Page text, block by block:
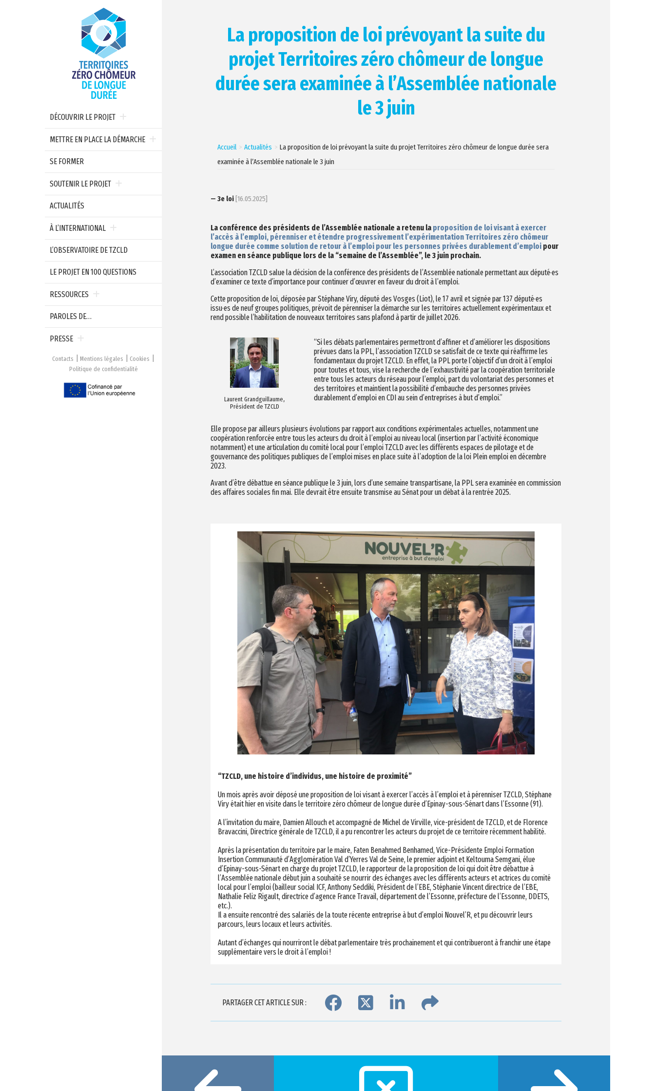
DÉCOUVRIR LE PROJET
METTRE EN PLACE LA DÉMARCHE
SE FORMER
SOUTENIR LE PROJET
ACTUALITÉS
À L’INTERNATIONAL
L’OBSERVATOIRE DE TZCLD
LE PROJET EN 100 QUESTIONS
RESSOURCES
PAROLES DE…
PRESSE
Contacts Mentions légales
Cookies
Politique de confidentialité
La proposition de loi prévoyant la suite du
projet Territoires zéro chômeur de longue
durée sera examinée à l’Assemblée nationale
le 3 juin
Accueil Actualités
La proposition de loi prévoyant la suite du projet Territoires zéro chômeur de longue durée sera
examinée à l’Assemblée nationale le 3 juin
— 3e loi [16.05.2025]
La conférence des présidents de l’Assemblée nationale a retenu la proposition de loi visant à exercer
l’accès à l’emploi, pérenniser et étendre progressivement l’expérimentation Territoires zéro chômeur
longue durée comme solution de retour à l’emploi pour les personnes privées durablement d’emploi pour
examen en séance publique lors de la “semaine de l’Assemblée”, le 3 juin prochain.
L’association TZCLD salue la décision de la conférence des présidents de l’Assemblée nationale permettant aux député·es
d’examiner ce texte d’importance pour continuer d’œuvrer en faveur du droit à l’emploi.
Cette proposition de loi, déposée par Stéphane Viry, député des Vosges (Liot), le 17 avril et signée par 137 député·es
issu·es de neuf groupes politiques, prévoit de pérenniser la démarche sur les territoires actuellement expérimentaux et
rend possible l’habilitation de nouveaux territoires sans plafond à partir de juillet 2026.
Laurent Grandguillaume,
Président de TZCLD
“Si les débats parlementaires permettront d’affiner et d’améliorer les dispositions
prévues dans la PPL, l’association TZCLD se satisfait de ce texte qui réaffirme les
fondamentaux du projet TZCLD. En effet, la PPL porte l’objectif d’un droit à l’emploi
pour toutes et tous, vise la recherche de l’exhaustivité par la coopération territoriale
entre tous les acteurs du réseau pour l’emploi, part du volontariat des personnes et
des territoires et maintient la possibilité d’embauche des personnes privées
durablement d’emploi en CDI au sein d’entreprises à but d’emploi.”
Elle propose par ailleurs plusieurs évolutions par rapport aux conditions expérimentales actuelles, notamment une
coopération renforcée entre tous les acteurs du droit à l’emploi au niveau local (insertion par l’activité économique
notamment) et une articulation du comité local pour l’emploi TZCLD avec les différents espaces de pilotage et de
gouvernance des politiques publiques de l’emploi mises en place suite à l’adoption de la loi Plein emploi en décembre
2023.
Avant d’être débattue en séance publique le 3 juin, lors d’une semaine transpartisane, la PPL sera examinée en commission
des affaires sociales fin mai. Elle devrait être ensuite transmise au Sénat pour un débat à la rentrée 2025.
“TZCLD, une histoire d’individus, une histoire de proximité”
Un mois après avoir déposé une proposition de loi visant à exercer l’accès à l’emploi et à pérenniser TZCLD, Stéphane
Viry était hier en visite dans le territoire zéro chômeur de longue durée d’Epinay-sous-Sénart dans l’Essonne (91).
A l’invitation du maire, Damien Allouch et accompagné de Michel de Virville, vice-président de TZCLD, et de Florence
Bravaccini, Directrice générale de TZCLD, il a pu rencontrer les acteurs du projet de ce territoire récemment habilité.
Après la présentation du territoire par le maire, Faten Benahmed Benhamed, Vice-Présidente Emploi Formation
Insertion Communauté d’Agglomération Val d’Yerres Val de Seine, le premier adjoint et Keltouma Semgani, élue
d’Epinay-sous-Sénart en charge du projet TZCLD, le rapporteur de la proposition de loi qui doit être débattue à
l’Assemblée nationale début juin a souhaité se nourrir des échanges avec les différents acteurs et actrices du comité
local pour l’emploi (bailleur social ICF, Anthony Seddiki, Président de l’EBE, Stéphanie Vincent directrice de l’EBE,
Nathalie Feliz Rigault, directrice d’agence France Travail, département de l’Essonne, préfecture de l’Essonne, DDETS,
etc.).
Il a ensuite rencontré des salariés de la toute récente entreprise à but d’emploi Nouvel’R, et pu découvrir leurs
parcours, leurs locaux et leurs activités.
Autant d’échanges qui nourriront le débat parlementaire très prochainement et qui contribueront à franchir une étape
supplémentaire vers le droit à l’emploi !
PARTAGER CET ARTICLE SUR :